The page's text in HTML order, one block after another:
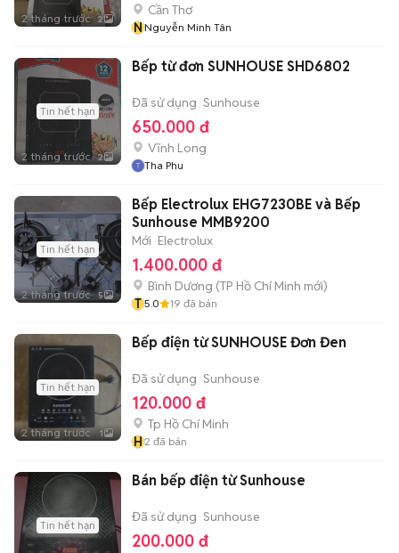
2 tháng trước 2
Cần Thơ
NNguyễn Minh Tân
Tin hết hạn
2 tháng trước 2
Bếp từ đơn SUNHOUSE SHD6802
Đã sử dụng Sunhouse
650.000 đ
Vĩnh Long
Tha Phu
Tin hết hạn
2 tháng trước 5
Bếp Electrolux EHG7230BE và Bếp
Sunhouse MMB9200
Mới Electrolux
1.400.000 đ
Bình Dương (TP Hồ Chí Minh mới)
T 5.0 19 đã bán
Tin hết hạn
2 tháng trước 1
Bếp điện từ SUNHOUSE Đơn Đen
Đã sử dụng Sunhouse
120.000 đ
Tp Hồ Chí Minh
H2 đã bán
Tin hết hạn
Bán bếp điện từ Sunhouse
Đã sử dụng Sunhouse
200.000 đ